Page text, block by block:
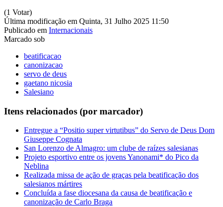
(1 Votar)
Última modificação em Quinta, 31 Julho 2025 11:50
Publicado em Internacionais
Marcado sob
beatificacao
canonizacao
servo de deus
gaetano nicosia
Salesiano
Itens relacionados (por marcador)
Entregue a “Positio super virtutibus” do Servo de Deus Dom
Giuseppe Cognata
San Lorenzo de Almagro: um clube de raízes salesianas
Projeto esportivo entre os jovens Yanonami* do Pico da
Neblina
Realizada missa de ação de graças pela beatificação dos
salesianos mártires
Concluída a fase diocesana da causa de beatificação e
canonização de Carlo Braga